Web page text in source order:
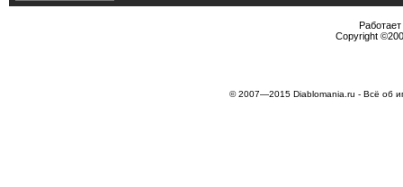
Copyright
© 2007—2015 Diablomania.ru - Всё об